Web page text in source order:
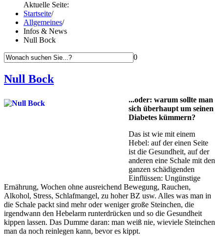
Aktuelle Seite:
Startseite/
Allgemeines/
Infos & News
Null Bock
0
Null Bock
...oder: warum sollte man
sich überhaupt um seinen
Diabetes kümmern?
Das ist wie mit einem
Hebel: auf der einen Seite
ist die Gesundheit, auf der
anderen eine Schale mit den
ganzen schädigenden
Einflüssen: Ungünstige
Ernährung, Wochen ohne ausreichend Bewegung, Rauchen,
Alkohol, Stress, Schlafmangel, zu hoher BZ usw. Alles was man in
die Schale packt sind mehr oder weniger große Steinchen, die
irgendwann den Hebelarm runterdrücken und so die Gesundheit
kippen lassen. Das Dumme daran: man weiß nie, wieviele Steinchen
man da noch reinlegen kann, bevor es kippt.